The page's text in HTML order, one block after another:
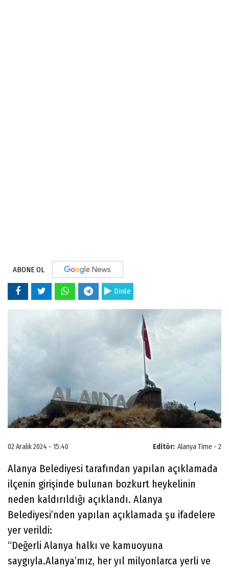
ABONE OL
Dinle
Editör: Alanya Time - 2
02 Aralık 2024 - 15:40
Alanya Belediyesi tarafından yapılan açıklamada
ilçenin girişinde bulunan bozkurt heykelinin
neden kaldırıldığı açıklandı. Alanya
Belediyesi’nden yapılan açıklamada şu ifadelere
yer verildi:
“Değerli Alanya halkı ve kamuoyuna
saygıyla.Alanya’mız, her yıl milyonlarca yerli ve